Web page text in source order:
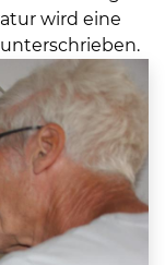
wird eine